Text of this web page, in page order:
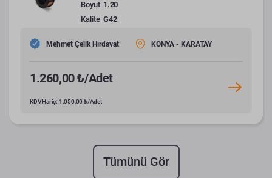
Boyut 1.20
Kalite G42
Mehmet Çelik Hırdavat KONYA - KARATAY
1.260,00 ₺/Adet
KDV Hariç: 1.050,00 ₺/Adet
Tümünü Gör